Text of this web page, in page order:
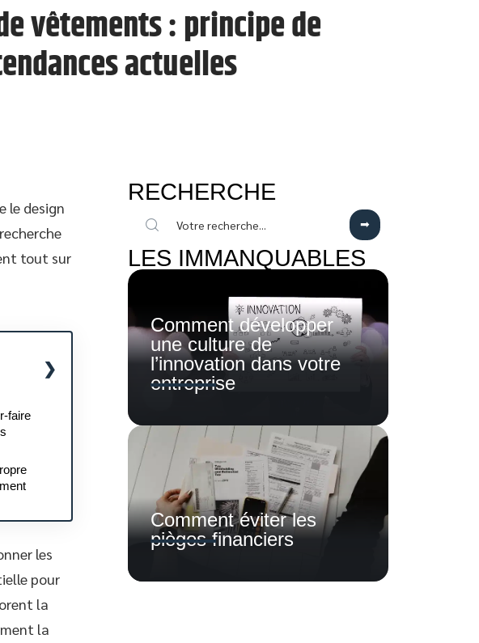
vêtements : principe de
actuelles
le design
tout sur
faire
les
pour
la
la
RECHERCHE
LES IMMANQUABLES
Comment développer
une culture de
l’innovation dans votre
entreprise
Comment éviter les
pièges financiers